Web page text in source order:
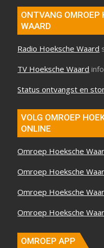
ONTVANG OMROEP
WAARD
Radio Hoeksche Waard
TV Hoeksche Waard
Status ontvangst en
VOLG OMROEP
ONLINE
Omroep Hoeksche
Omroep Hoeksche
Omroep Hoeksche
Omroep Hoeksche
OMROEP APP